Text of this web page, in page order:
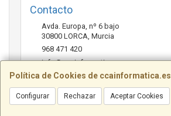
Política de Cookies de ccainformatica.es
Configurar Rechazar Aceptar Cookies
Contacto
Avda. Europa, nº 6 bajo
30800 LORCA Murcia
968 471 420
info@ccainformatica.es
Horario